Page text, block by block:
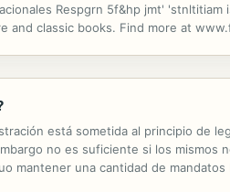
Respgrn 5f&hp jmt'
classic books. Find more at
está sometida al principio de
no es suficiente si los mismos
mantener una cantidad de